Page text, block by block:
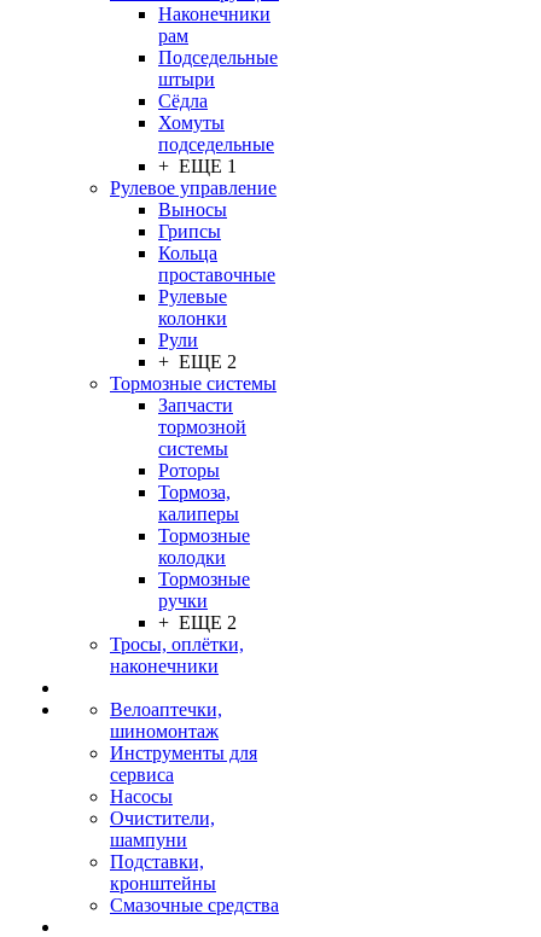
Наконечники
рам
Подседельные
штыри
Сёдла
Хомуты
подседельные
+ ЕЩЕ 1
Рулевое управление
Выносы
Грипсы
Кольца
проставочные
Рулевые
колонки
Рули
+ ЕЩЕ 2
Тормозные системы
Запчасти
тормозной
системы
Роторы
Тормоза,
калиперы
Тормозные
колодки
Тормозные
ручки
+ ЕЩЕ 2
Тросы, оплётки,
наконечники
Велоаптечки,
шиномонтаж
Инструменты для
сервиса
Насосы
Очистители,
шампуни
Подставки,
кронштейны
Смазочные средства